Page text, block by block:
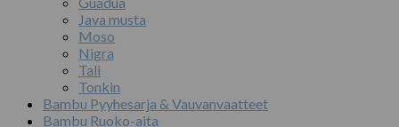
Java musta
Moso
Nigra
Tali
Tonkin
Bambu Pyyhesarja & Vauvanvaatteet
Bambu Ruoko-aita